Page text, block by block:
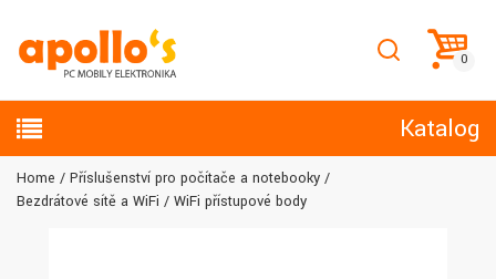
Katalog
Home
Příslušenství pro počítače a notebooky
Bezdrátové sítě a WiFi
WiFi přístupové body